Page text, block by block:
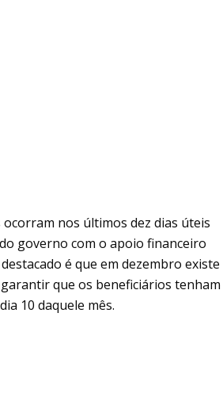
nos últimos dez dias úteis
governo com o apoio financeiro
é que em dezembro existe
que os beneficiários tenham
10 daquele mês.